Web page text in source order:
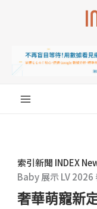
索引新聞 INDEX
Baby 展示 LV
奢華萌寵新